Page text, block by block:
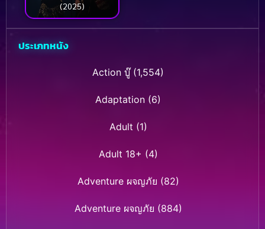
(2025)
ประเภทหนัง
Action บู๊(1,554)
Adaptation (6)
Adult (1)
Adult 18+ (4)
Adventure ผจญภัย (82)
Adventure ผจญภัย (884)